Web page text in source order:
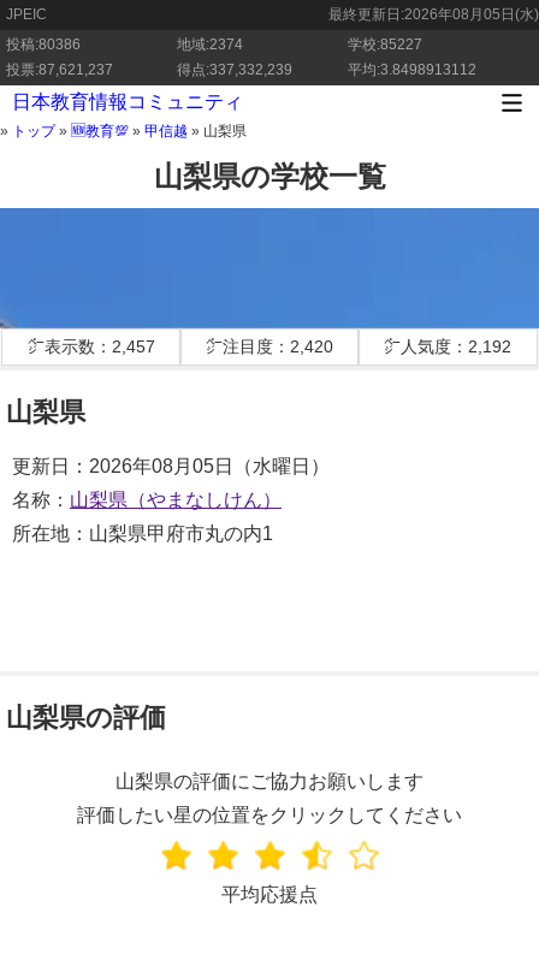
JPEIC 最終更新日:2026年08月05日(水)
投稿:80386
地域:2374
学校:85227
投票:87,621,237
得点:337,332,239 平均:3.8498913112
日本教育情報コミュニティ
» トップ» 🆕教育💯 » 甲信越 » 山梨県
山梨県の学校一覧
㌻表示数：2,457 ㌻注目度：2,420 ㌻人気度：2,192
山梨県
更新日：2026年08月05日（水曜日）
名称： 山梨県（やまなしけん）
所在地：山梨県甲府市丸の内1
山梨県の評価
山梨県の評価にご協力お願いします
評価したい星の位置をクリックしてください
平均応援点